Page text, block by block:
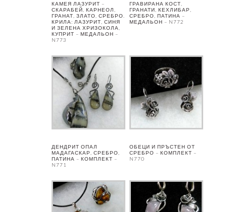
КАМЕЯ ЛАЗУРИТ –
СКАРАБЕЙ, КАРНЕОЛ,
ГРАНАТ, ЗЛАТО, СРЕБРО.
КРИЛА: ЛАЗУРИТ, СИНЯ
И ЗЕЛЕНА ХРИЗОКОЛА,
КУПРИТ – МЕДАЛЬОН –
N773
ГРАВИРАНА КОСТ,
ГРАНАТИ, КЕХЛИБАР,
СРЕБРО, ПАТИНА –
МЕДАЛЬОН – N772
ДЕНДРИТ ОПАЛ
МАДАГАСКАР, СРЕБРО,
ПАТИНА – КОМПЛЕКТ –
N771
ОБЕЦИ И ПРЪСТЕН ОТ
СРЕБРО – КОМПЛЕКТ –
N770